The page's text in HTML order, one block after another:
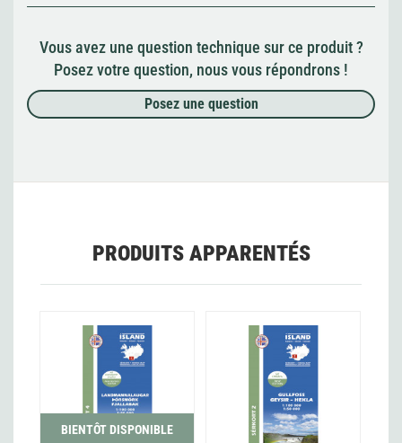
Vous avez une question technique sur ce produit ?
Posez votre question, nous vous répondrons !
Posez une question
PRODUITS APPARENTÉS
BIENTÔT DISPONIBLE